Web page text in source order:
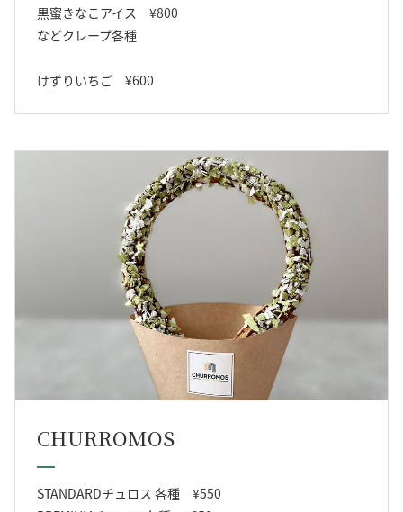
黒蜜きなこアイス ¥800
などクレープ各種
けずりいちご ¥600
CHURROMOS
STANDARDチュロス 各種 ¥550